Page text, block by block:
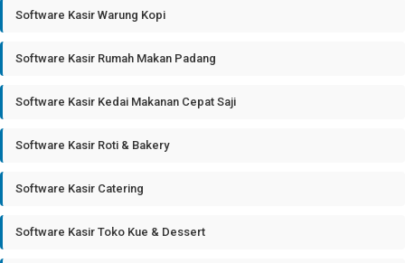
Software Kasir Warung Kopi
Software Kasir Rumah Makan Padang
Software Kasir Kedai Makanan Cepat Saji
Software Kasir Roti & Bakery
Software Kasir Catering
Software Kasir Toko Kue & Dessert